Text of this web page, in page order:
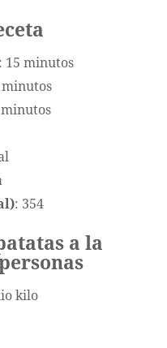
: 15 minutos
minutos
: 354
a la
kilo